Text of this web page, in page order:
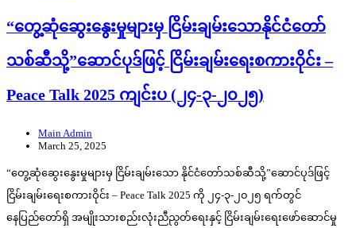
“တွေ့ဆုံဆွေးနွေးမှုများမှ ငြိမ်းချမ်းသောနိုင်ငံတော်
သစ်ဆီသို့”ဆောင်ပုဒ်ဖြင့် ငြိမ်းချမ်းရေးစကားဝိုင်း –
Peace Talk 2025 ကျင်းပ (၂၄-၃-၂၀၂၅)
Main Admin
March 25, 2025
“တွေ့ဆုံဆွေးနွေးမှုများမှ ငြိမ်းချမ်းသော နိုင်ငံတော်သစ်ဆီသို့”ဆောင်ပုဒ်ဖြင့်
ငြိမ်းချမ်းရေးစကားဝိုင်း – Peace Talk 2025 ကို ၂၄-၃-၂၀၂၅ ရက်တွင်
နေပြည်တော်ရှိ အမျိုးသားစည်းလုံးညီညွတ်ရေးနှင့် ငြိမ်းချမ်းရေးဖော်ဆောင်မှု